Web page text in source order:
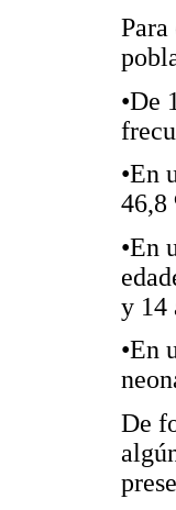
•De
•En
46,8
•En
y 14
•En
De